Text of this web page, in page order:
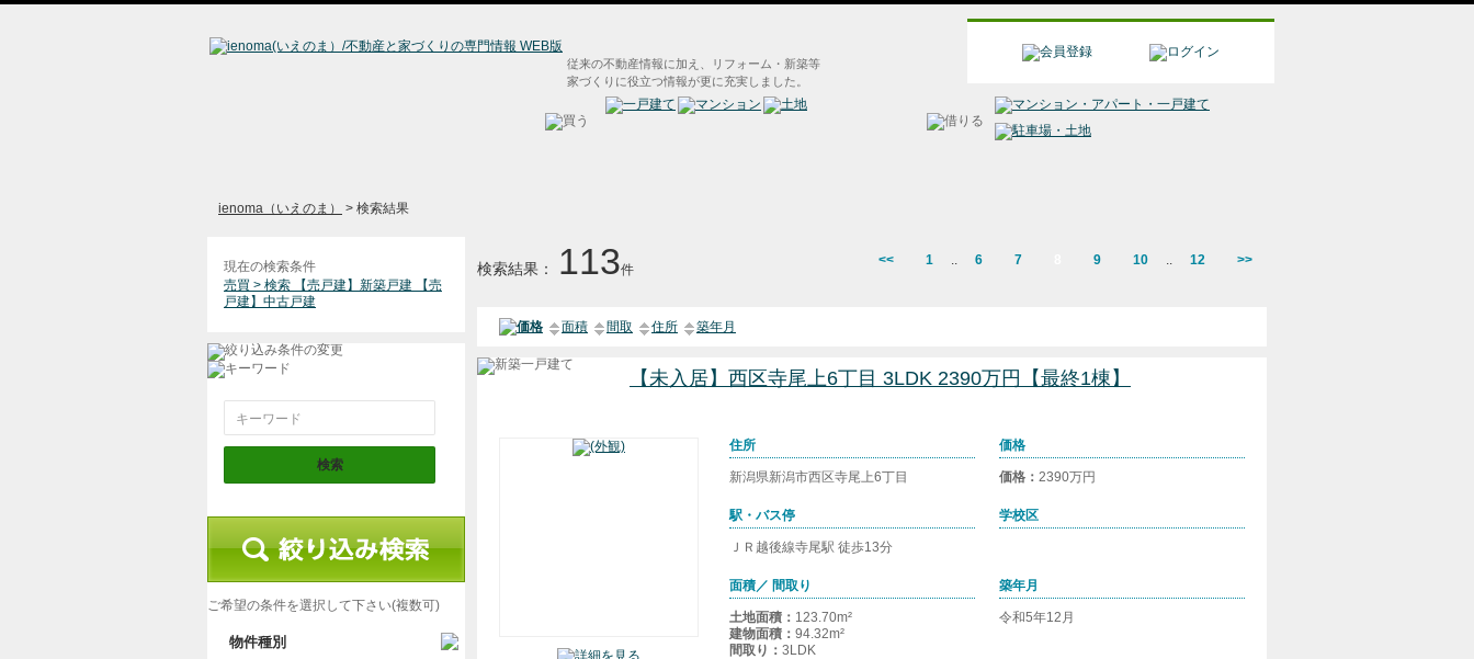
従来の不動産情報に加え、リフォーム・新築等
家づくりに役立つ情報が更に充実しました。
ienoma（いえのま） > 検索結果
検索結果： 113件
<< 1 .. 6 7 9 10 .. 12 >>
価格 面積 間取 住所 築年月
【未入居】西区寺尾上6丁目 3LDK 2390万円【最終1棟】
住所
新潟県新潟市西区寺尾上6丁目
価格
価格： 2390万円
駅・バス停
ＪＲ越後線寺尾駅 徒歩13分
学校区
面積／ 間取り
土地面積： 123.70m²
建物面積： 94.32m²
間取り： 3LDK
築年月
令和5年12月
現在の検索条件
売買 > 検索 【売戸建】新築戸建 【売
戸建】中古戸建
ご希望の条件を選択して下さい(複数可)
物件種別